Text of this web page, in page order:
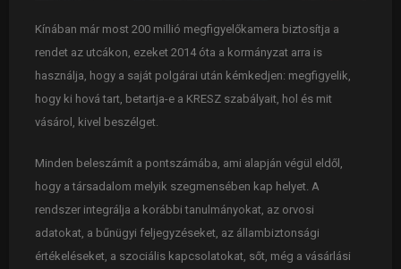
Kínában már most 200 millió megfigyelőkamera biztosítja a
rendet az utcákon, ezeket 2014 óta a kormányzat arra is
használja, hogy a saját polgárai után kémkedjen: megfigyelik,
hogy ki hová tart, betartja-e a KRESZ szabályait, hol és mit
vásárol, kivel beszélget.
Minden beleszámít a pontszámába, ami alapján végül eldől,
hogy a társadalom melyik szegmensében kap helyet. A
rendszer integrálja a korábbi tanulmányokat, az orvosi
adatokat, a bűnügyi feljegyzéseket, az állambiztonsági
értékeléseket, a szociális kapcsolatokat, sőt, még a vásárlási